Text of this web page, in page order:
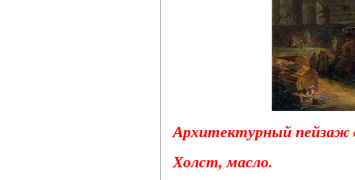
Архитектурный пейзаж
Холст, масло.